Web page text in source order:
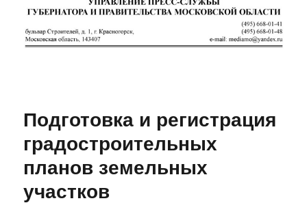
Подготовка и регистрация
градостроительных
планов земельных
участков